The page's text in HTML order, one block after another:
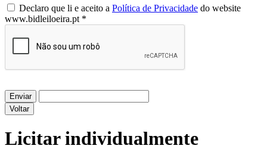
Declaro que li e aceito a Política de Privacidade do website
www.bidleiloeira.pt *
Enviar
Voltar
Licitar individualmente